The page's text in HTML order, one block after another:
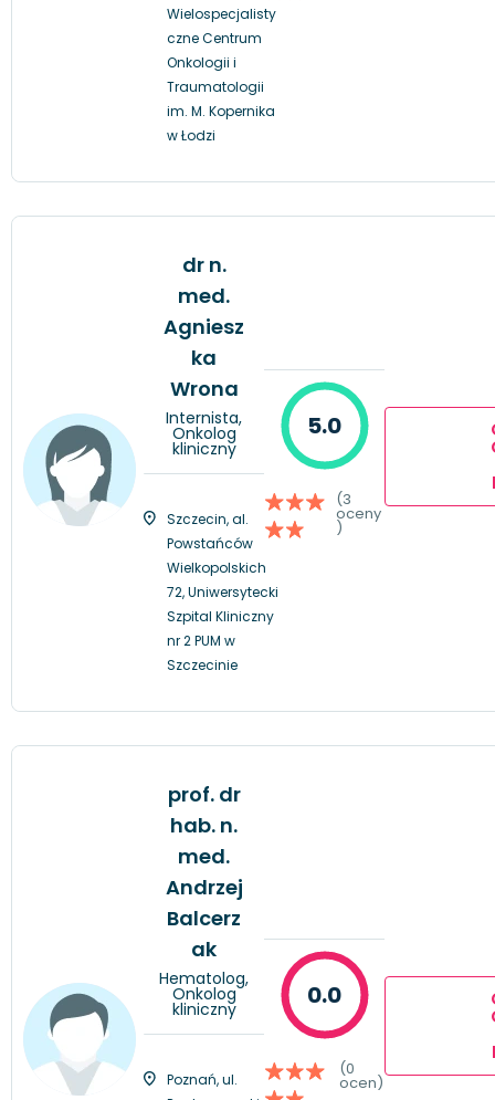
Wielospecjalisty
czne Centrum
Onkologii i
Traumatologii
im. M. Kopernika
w Łodzi
dr n.
med.
Agniesz
ka
Wrona
Internista,
Onkolog
kliniczny
Szczecin, al.
Powstańców
Wielkopolskich
72, Uniwersytecki
Szpital Kliniczny
nr 2 PUM w
Szczecinie
5.0
(3
oceny
)
prof. dr
hab. n.
med.
Andrzej
Balcerz
ak
Hematolog,
Onkolog
kliniczny
Poznań, ul.
0.0
(0
ocen)